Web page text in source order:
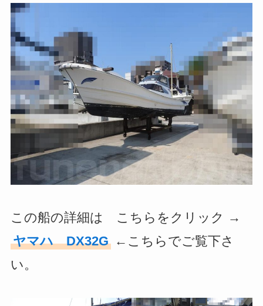
この船の詳細は こちらをクリック →
ヤマハ DX32G←こちらでご覧下さ
い。